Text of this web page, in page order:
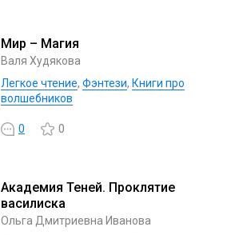
Мир – Магия
Валя Худякова
Легкое чтение, Фэнтези, Книги про
волшебников
0 0
Академия Теней. Проклятие
василиска
Ольга Дмитриевна Иванова